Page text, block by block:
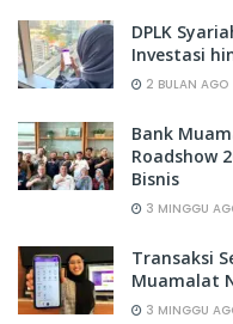
DPLK
Investasi
2 BULAN AGO
Bank
Roadshow
Bisnis
3 MINGGU
Transaksi
Muamalat
3 MINGGU